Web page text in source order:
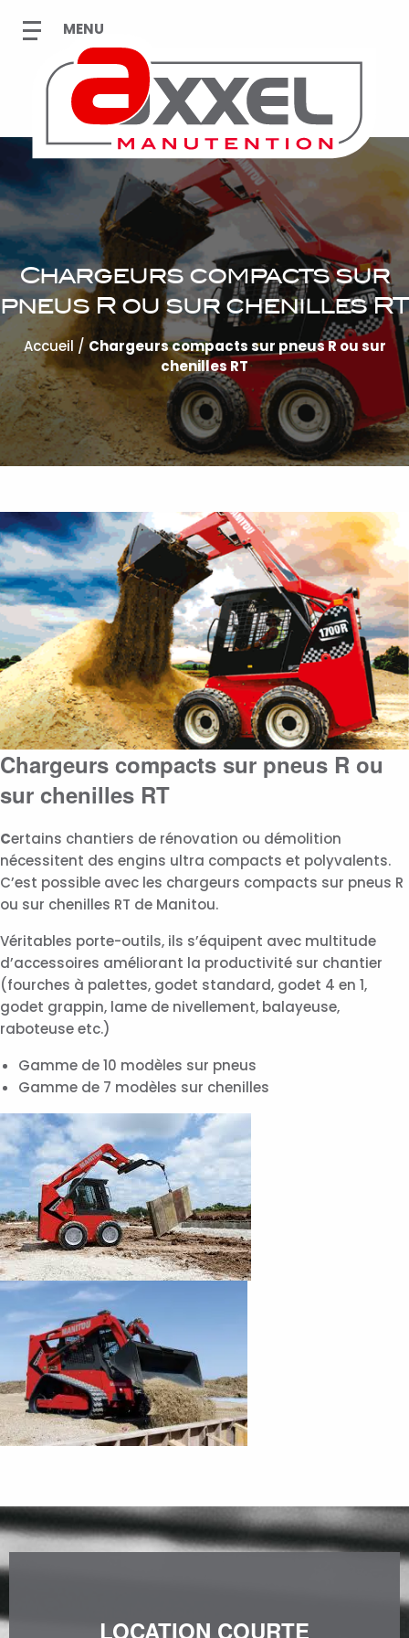
Chargeurs compacts sur
pneus R ou sur chenilles RT
Accueil / Chargeurs compacts sur pneus R ou sur
chenilles RT
Chargeurs compacts sur pneus R ou
sur chenilles RT
Certains chantiers de rénovation ou démolition
nécessitent des engins ultra compacts et polyvalents.
C’est possible avec les chargeurs compacts sur pneus R
ou sur chenilles RT de Manitou.
Véritables porte-outils, ils s’équipent avec multitude
d’accessoires améliorant la productivité sur chantier
(fourches à palettes, godet standard, godet 4 en 1,
godet grappin, lame de nivellement, balayeuse,
raboteuse etc.)
Gamme de 10 modèles sur pneus
Gamme de 7 modèles sur chenilles
LOCATION COURTE